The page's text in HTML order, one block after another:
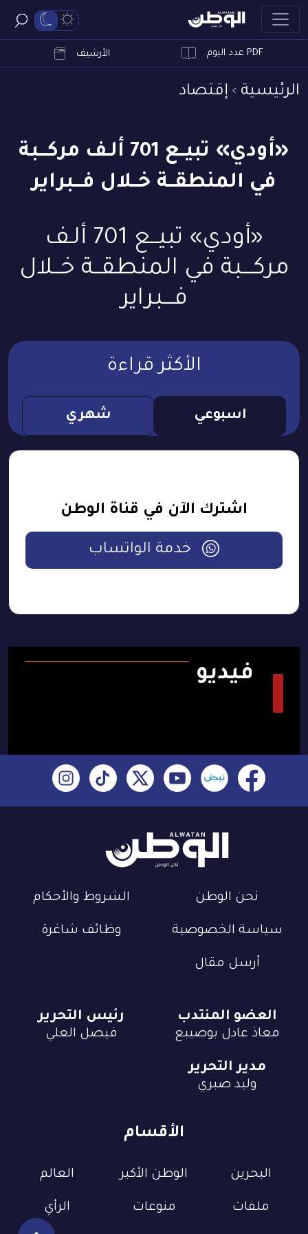
PDF عدد اليوم الأرشيف
الرئيسية إقتصاد
«أودي» تبيــع 701 ألـف مركـــبة
في المنطقــة خــلال فـــبراير
«أودي» تبيــع 701 ألـف
مركـــبة في المنطقــة خــلال
فـــبراير
الأكثر قراءة
اسبوعي شهري
اشترك الآن في قناة الوطن
خدمة الواتساب
فيديو
نحن الوطن الشروط والأحكام
سياسة الخصوصية وظائف شاغرة
أرسل مقال
الأقسام
البحرين الوطن الأكبر العالم
ملفات منوعات الرأي
العضو المنتدب
معاذ عادل بوصيبع
رئيس التحرير
فيصل العلي
مدير التحرير
وليد صبري